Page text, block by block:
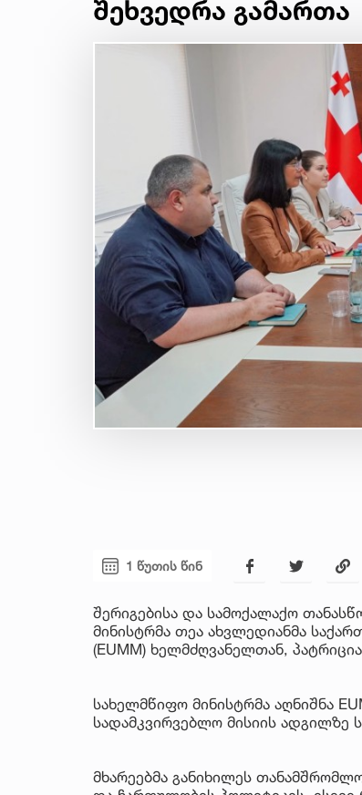
შეხვედრა გამართა
1 წუთის წინ
შერიგებისა და სამოქალაქო
მინისტრმა თეა ახვლედიანმა
(EUMM) ხელმძღვანელთან,
სახელმწიფო მინისტრმა აღნიშნა
სადამკვირვებლო მისიის ადგილზე
მხარეებმა განიხილეს